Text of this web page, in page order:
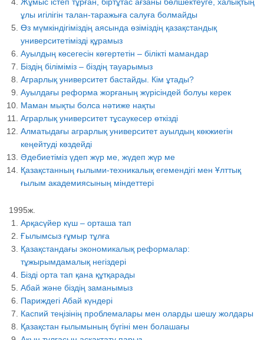
ұлы игілігін талан-таражыға салуға болмайды
Өз мүмкіндігіміздің аясында өзіміздің қазақстандық
университетімізді құрамыз
Ауылдың көсегесін көгертетін – білікті мамандар
Біздің біліміміз – біздің тауарымыз
Аграрлық университет бастайды. Кім ұтады?
Ауылдағы реформа жорғаның жүрісіндей болуы керек
Маман мықты болса нәтиже нақты
Аграрлық университет тұсаукесер өткізді
Алматыдағы аграрлық университет ауылдың көкжиегін
кеңейтуді көздейді
Әдебиетіміз үдеп жүр ме, жүдеп жүр ме
Қазақстанның ғылыми-техникалық егемендігі мен Ұлттық
ғылым академиясының міндеттері
1995ж.
Арқасүйер күш – орташа тап
Ғылымсыз ғұмыр тұлға
Қазақстандағы экономикалық реформалар:
тұжырымдамалық негіздері
Бізді орта тап қана құтқарады
Абай және біздің заманымыз
Париждегі Абай күндері
Каспий теңізінің проблемалары мен оларды шешу жолдары
Қазақстан ғылымының бүгіні мен болашағы